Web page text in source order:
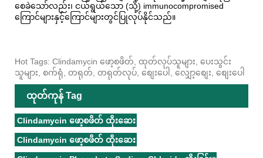
စေခဲသော်လည်း၊ ငယ်ရွယ်သော (သို့) immunocompromised
ကြောင်များနှင့်ကြောင်များတွင်ပြုလုပ်နိုင်သည်။
Hot Tags: Clindamycin ဖော့စဖိတ်, ထုတ်လုပ်သူများ, ပေးသွင်း
သူများ, စက်ရုံ, တရုတ်, တရုတ်လုပ်, စျေးပေါ, လျှော့စျေး, စျေးပေါ
ထုတ်ကုန် Tag
Clindamycin ဖော့စဖိတ် ထိုးဆေး
Clindamycin ဖော့စဖိတ် ထိုးဆေး